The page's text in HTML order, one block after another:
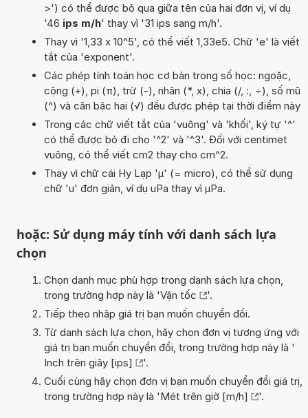
>') có thể được bỏ qua giữa tên của hai đơn vị, ví dụ
'46 ips m/h' thay vì '31 ips sang m/h'.
Thay vì '1,33 x 10^5', có thể viết 1,33e5. Chữ 'e' là viết
tắt của 'exponent'.
Các phép tính toán học cơ bản trong số học: ngoặc,
cộng (+), pi (π), trừ (-), nhân (*, x), chia (/, :, ÷), số mũ
(^) và căn bậc hai (√) đều được phép tại thời điểm này
Trong các chữ viết tắt của 'vuông' và 'khối', ký tự '^'
có thể được bỏ đi cho '^2' và '^3'. Đối với centimet
vuông, có thể viết cm2 thay cho cm^2.
Thay vì chữ cái Hy Lạp 'µ' (= micro), có thể sử dụng
chữ 'u' đơn giản, ví dụ uPa thay vì µPa.
hoặc: Sử dụng máy tính với danh sách lựa
chọn
Chọn danh mục phù hợp trong danh sách lựa chọn,
trong trường hợp này là 'Vận tốc
'.
Tiếp theo nhập giá trị bạn muốn chuyển đổi.
Từ danh sách lựa chọn, hãy chọn đơn vị tương ứng với
giá trị bạn muốn chuyển đổi, trong trường hợp này là '
Inch trên giây [ips]
'.
Cuối cùng hãy chọn đơn vị bạn muốn chuyển đổi giá trị,
trong trường hợp này là 'Mét trên giờ [m/h] '.